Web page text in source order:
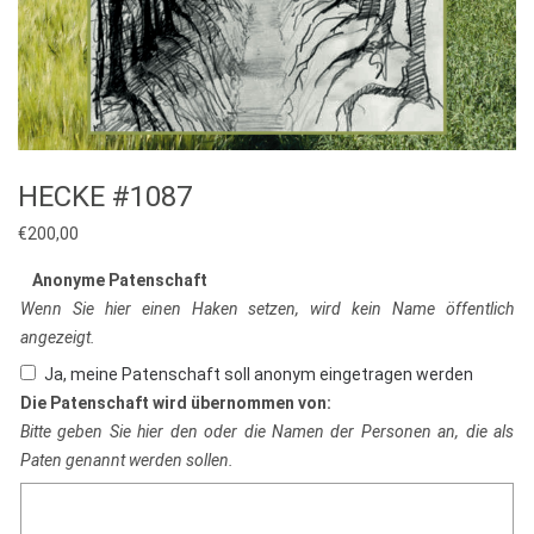
HECKE #1087
€200,00
Anonyme Patenschaft
Wenn Sie hier einen Haken setzen, wird kein Name öffentlich
angezeigt.
Ja, meine Patenschaft soll anonym eingetragen werden
Die Patenschaft wird übernommen von:
Bitte geben Sie hier den oder die Namen der Personen an, die als
Paten genannt werden sollen.